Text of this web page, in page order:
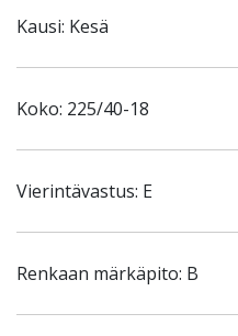
Kausi: Kesä
Koko: 225/40-18
Vierintävastus: E
Renkaan märkäpito: B